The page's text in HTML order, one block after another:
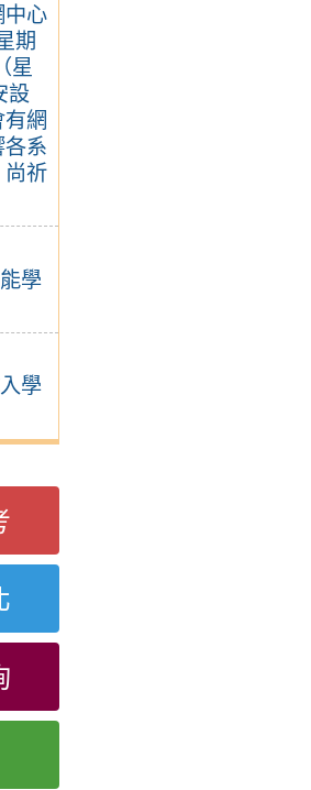
中心
期
星
設
網
系
尚祈
學
學